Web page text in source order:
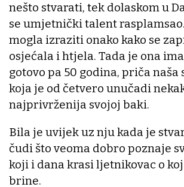
nešto stvarati, tek dolaskom u
se umjetnički talent
mogla izraziti onako kako se
osjećala i htjela. Tada je ona
gotovo pa 50 godina, priča naša
koja je od četvero unučadi
najprivrženija svojoj baki.
Bila je uvijek uz nju kada je
čudi što veoma dobro poznaje
koji i dana krasi ljetnikovac o
brine.